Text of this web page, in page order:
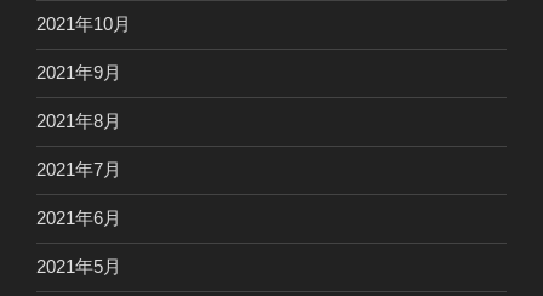
2021年10月
2021年9月
2021年8月
2021年7月
2021年6月
2021年5月